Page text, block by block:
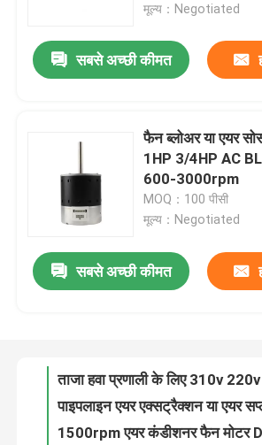
उत्पादों
वीडियो
कारखाना भ्रमण
गुणवत्ता नियंत्रण
मूल्य：Negotiated
सबसे अच्छी कीमत
फैन ब्लोअर या एयर
1HP 3/4HP AC
600-3000rpm
MOQ：100 पीसी
मूल्य：Negotiated
सबसे अच्छी कीमत